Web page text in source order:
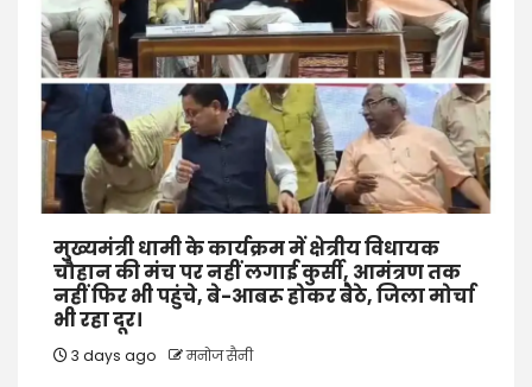
मुख्यमंत्री धामी के कार्यक्रम में क्षेत्रीय विधायक
चौहान की मंच पर नहीं लगाई कुर्सी, आमंत्रण तक
नहीं फिर भी पहुंचे, बे-आबरू होकर बैठे, जिला मोर्चा
भी रहा दूर।
3 days ago मनोज सैनी